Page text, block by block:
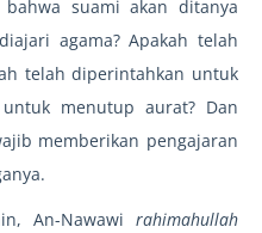
suami akan ditanya
agama? Apakah telah
telah diperintahkan untuk
menutup aurat? Dan
memberikan pengajaran
An-Nawawi rahimahullah